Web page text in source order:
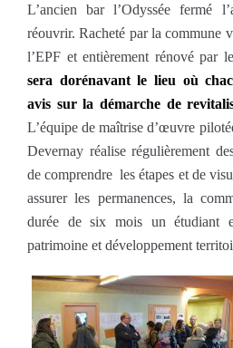
L’ancien bar l’Odyssée fermé
réouvrir. Racheté par la commune
l’EPF et entièrement rénové par
sera dorénavant le lieu où
avis sur la démarche de
L’équipe de maîtrise d’œuvre
Devernay réalise régulièrement
de comprendre les étapes et de
assurer les permanences, la
durée de six mois un étudiant
patrimoine et développement